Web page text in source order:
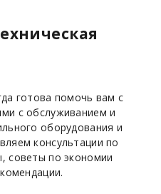
готова помочь вам с
с обслуживанием и
оборудования и
консультации по
советы по экономии